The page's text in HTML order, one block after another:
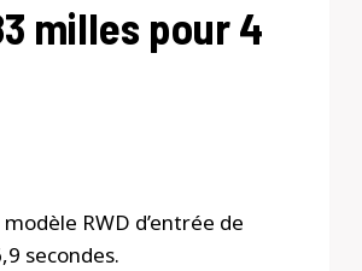
milles pour 4
RWD d’entrée de
secondes.